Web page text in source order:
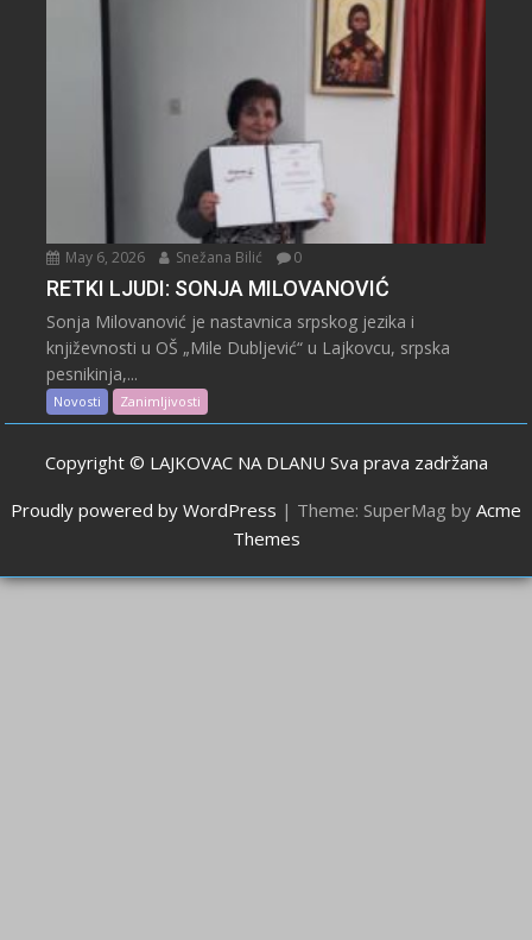
May 6, 2026 Snežana Bilić 0
RETKI LJUDI: SONJA MILOVANOVIĆ
Sonja Milovanović je nastavnica srpskog jezika i
književnosti u OŠ „Mile Dubljević“ u Lajkovcu, srpska
pesnikinja,...
Novosti Zanimljivosti
Copyright © LAJKOVAC NA DLANU Sva prava zadržana
Proudly powered by WordPress | Theme: SuperMag by Acme
Themes